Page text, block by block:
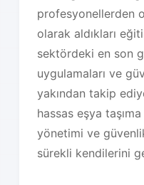
profesyonellerden
olarak aldıkları
sektördeki en son
uygulamaları ve
yakından takip
hassas eşya
yönetimi ve
sürekli kendilerini